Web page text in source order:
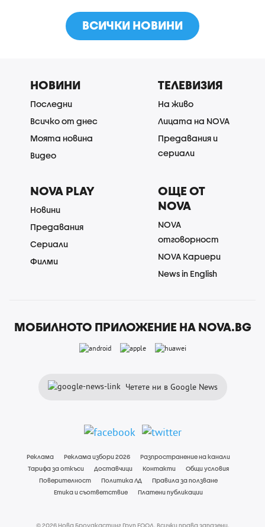
ВСИЧКИ НОВИНИ
НОВИНИ
Последни
Всичко от днес
Моята новина
Видео
ТЕЛЕВИЗИЯ
На живо
Лицата на NOVA
Предавания и
сериали
NOVA PLAY
Новини
Предавания
Сериали
Филми
ОЩЕ ОТ
NOVA
NOVA
отговорност
NOVA Кариери
News in English
МОБИЛНОТО ПРИЛОЖЕНИЕ НА NOVA.BG
Четете ни в Google News
Реклама Реклама избори 2026
Разпространение на канали
Тарифа за откъси
Доставчици Контакти
Общи условия
Поверителност
Политика ЛД
Правила за ползване
Етика и съответствие
Платени публикации
© 2026 Нова Броудкастинг Груп ЕООД. Всички права запазени.